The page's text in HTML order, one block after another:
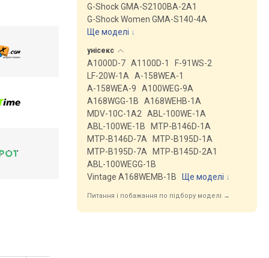
G-Shock GMA-S2100BA-2A1
G-Shock Women GMA-S140-4A
Ще моделі ↓
унісекс
A1000D-7 A1100D-1
F-91WS-2
LF-20W-1A
A-158WEA-1
A-158WEA-9
A100WEG-9A
A168WGG-1B
A168WEHB-1A
MDV-10C-1A2
ABL-100WE-1A
ABL-100WE-1B
MTP-B146D-1A
MTP-B146D-7A
MTP-B195D-1A
MTP-B195D-7A
MTP-B145D-2A1
ABL-100WEGG-1B
Vintage A168WEMB-1B
Ще моделі ↓
Питання і побажання по підбору моделі →